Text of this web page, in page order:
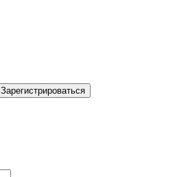
Зарегистрироваться